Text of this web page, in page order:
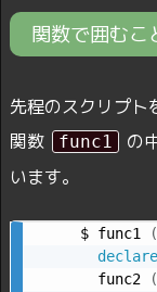
関数で囲むこ
先程のスクリプト
関数
func1 の
います。
$ func1 (
declare
  func2
(